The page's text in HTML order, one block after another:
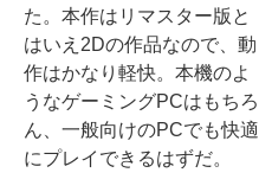
た。本作はリマスター版と
はいえ2Dの作品なので、動
作はかなり軽快。本機のよ
うなゲーミングPCはもちろ
ん、一般向けのPCでも快適
にプレイできるはずだ。